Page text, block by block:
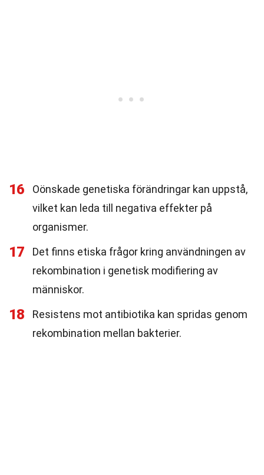
16
Oönskade genetiska förändringar kan uppstå,
vilket kan leda till negativa effekter på
organismer.
17
Det finns etiska frågor kring användningen av
rekombination i genetisk modifiering av
människor.
18
Resistens mot antibiotika kan spridas genom
rekombination mellan bakterier.